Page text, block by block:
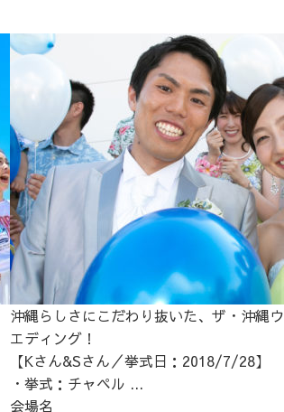
沖縄らしさにこだわり抜いた、ザ・沖縄ウ
エディング！
【Kさん&Sさん／挙式日：2018/7/28】
・挙式：チャペル ...
会場名